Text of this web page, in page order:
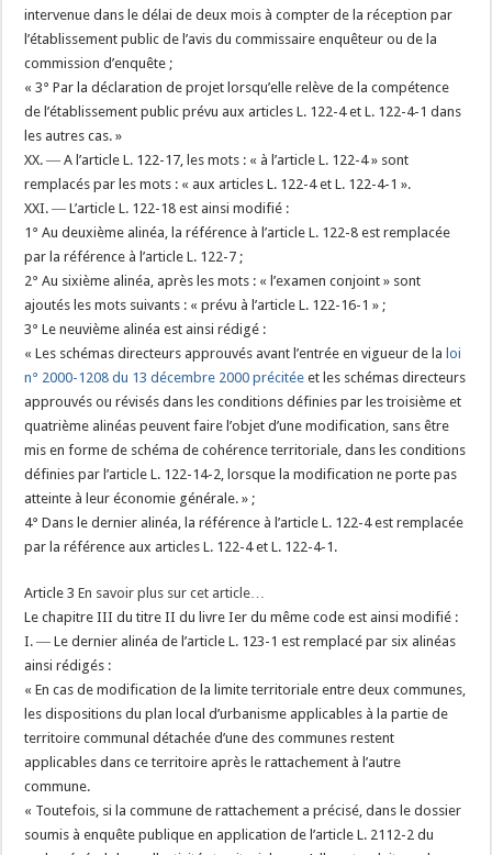
intervenue dans le délai de deux mois à compter de la réception par
l’établissement public de l’avis du commissaire enquêteur ou de la
commission d’enquête ;
« 3° Par la déclaration de projet lorsqu’elle relève de la compétence
de l’établissement public prévu aux articles L. 122-4 et L. 122-4-1 dans
les autres cas. »
XX. ― A l’article L. 122-17, les mots : « à l’article L. 122-4 » sont
remplacés par les mots : « aux articles L. 122-4 et L. 122-4-1 ».
XXI. ― L’article L. 122-18 est ainsi modifié :
1° Au deuxième alinéa, la référence à l’article L. 122-8 est remplacée
par la référence à l’article L. 122-7 ;
2° Au sixième alinéa, après les mots : « l’examen conjoint » sont
ajoutés les mots suivants : « prévu à l’article L. 122-16-1 » ;
3° Le neuvième alinéa est ainsi rédigé :
« Les schémas directeurs approuvés avant l’entrée en vigueur de la loi
n° 2000-1208 du 13 décembre 2000 précitée et les schémas directeurs
approuvés ou révisés dans les conditions définies par les troisième et
quatrième alinéas peuvent faire l’objet d’une modification, sans être
mis en forme de schéma de cohérence territoriale, dans les conditions
définies par l’article L. 122-14-2, lorsque la modification ne porte pas
atteinte à leur économie générale. » ;
4° Dans le dernier alinéa, la référence à l’article L. 122-4 est remplacée
par la référence aux articles L. 122-4 et L. 122-4-1.
Article 3En savoir plus sur cet article…
Le chapitre III du titre II du livre Ier du même code est ainsi modifié :
I. ― Le dernier alinéa de l’article L. 123-1 est remplacé par six alinéas
ainsi rédigés :
« En cas de modification de la limite territoriale entre deux communes,
les dispositions du plan local d’urbanisme applicables à la partie de
territoire communal détachée d’une des communes restent
applicables dans ce territoire après le rattachement à l’autre
commune.
« Toutefois, si la commune de rattachement a précisé, dans le dossier
soumis à enquête publique en application de l’article L. 2112-2 du